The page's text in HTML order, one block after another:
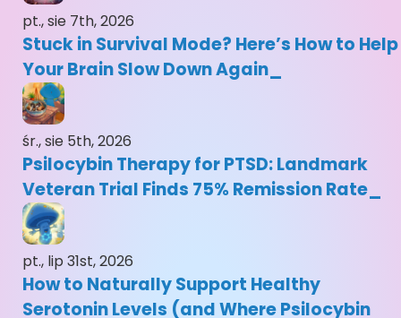
pt., sie 7th, 2026
Stuck in Survival Mode? Here’s How to Help
Your Brain Slow Down Again
śr., sie 5th, 2026
Psilocybin Therapy for PTSD: Landmark
Veteran Trial Finds 75% Remission Rate
pt., lip 31st, 2026
How to Naturally Support Healthy
Serotonin Levels (and Where Psilocybin